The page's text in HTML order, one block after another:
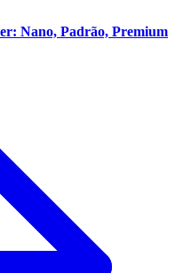
Nano, Padrão, Premium